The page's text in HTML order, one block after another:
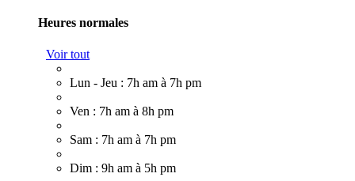
Heures normales
Voir tout
Lun - Jeu : 7h am à 7h pm
Ven : 7h am à 8h pm
Sam : 7h am à 7h pm
Dim : 9h am à 5h pm